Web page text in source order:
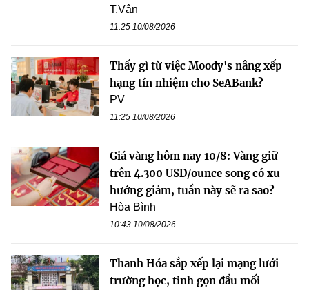
T.Vân
11:25 10/08/2026
Thấy gì từ việc Moody's nâng xếp
hạng tín nhiệm cho SeABank?
PV
11:25 10/08/2026
Giá vàng hôm nay 10/8: Vàng giữ
trên 4.300 USD/ounce song có xu
hướng giảm, tuần này sẽ ra sao?
Hòa Bình
10:43 10/08/2026
Thanh Hóa sắp xếp lại mạng lưới
trường học, tinh gọn đầu mối